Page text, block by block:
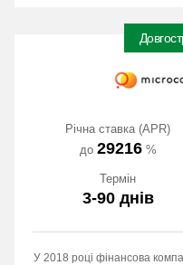
Річна ставка (APR)
до 29216%
Термін
3-90 днів
У 2018 році фінансова